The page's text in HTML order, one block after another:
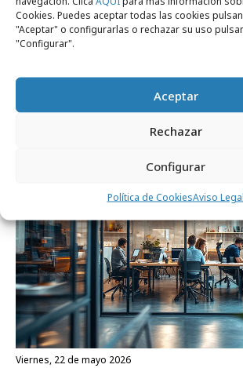
Cookies. Puedes aceptar todas las cookies
"Aceptar" o configurarlas o rechazar su uso
"Configurar".
Aceptar
Rechazar
Configurar
Política de CookiesAviso Legal
El futuro de las grandes
medios
viernes, 22 de mayo 2026